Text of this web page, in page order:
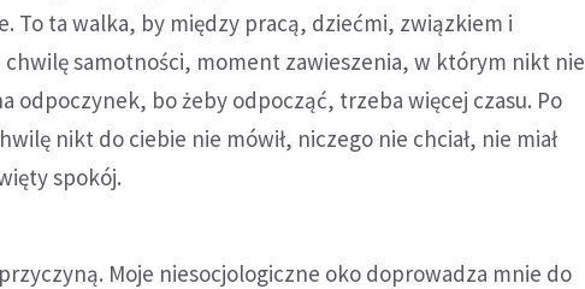
To ta walka, by między pracą, dziećmi, związkiem i
chwilę samotności, moment zawieszenia, w którym nikt nie
odpoczynek, bo żeby odpocząć, trzeba więcej czasu. Po
nikt do ciebie nie mówił, niczego nie chciał, nie miał
spokój.
Moje niesocjologiczne oko doprowadza mnie do